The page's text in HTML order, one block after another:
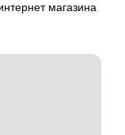
магазина